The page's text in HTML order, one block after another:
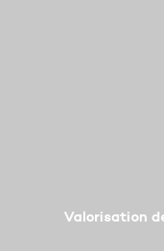
Valorisation